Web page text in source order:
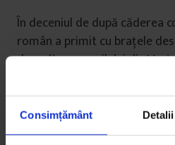
Consimțământ Detalii
În deceniul de după căderea
român a primit cu brațele
dezvoltarea copilului din
totodată să studieze zecile
instituționalizați. Cercetătorii
întrebări care îi frământau de
sensibile în dezvoltarea